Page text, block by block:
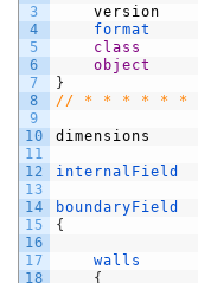
3
4
5
6
7
8
9
10
11
12
13
14
15
16
17
18
version
format
class
object
}
// * * * * * *
dimensions
boundaryField
{
walls
{